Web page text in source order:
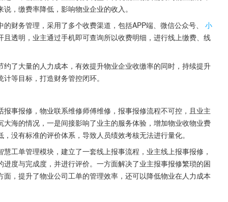
，缴费率降低，影响物业企业的收入。
财务管理，采用了多个收费渠道，包括APP端、微信公众号、
小
透明，业主通过手机即可查询所以收费明细，进行线上缴费、线
了大量的人力成本，有效提升物业企业收缴率的同时，持续提升
等目标，打造财务管控闭环。
事报修，物业联系维修师傅维修，报事报修流程不可控，且业主
海的情况，一是间接影响了业主的服务体验，增加物业收物业费
没有标准的评价体系，导致人员绩效考核无法进行量化。
工单管理模块，建立了一套线上报事流程，业主线上报事报修，
度与完成度，并进行评价。一方面解决了业主报事报修繁琐的困
，提升了物业公司工单的管理效率，还可以降低物业在人力成本